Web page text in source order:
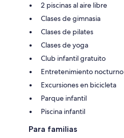
2 piscinas al aire libre
Clases de gimnasia
Clases de pilates
Clases de yoga
Club infantil gratuito
Entretenimiento nocturno
Excursiones en bicicleta
Parque infantil
Piscina infantil
Para familias